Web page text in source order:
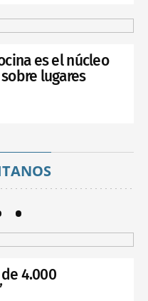
es el núcleo
lugares
4.000